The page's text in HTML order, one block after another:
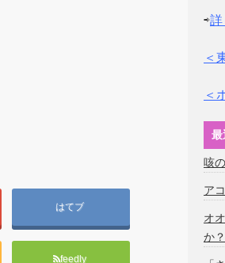
はてブ
feedly
⇨詳
＜
＜
最
咳
ア
オ
か